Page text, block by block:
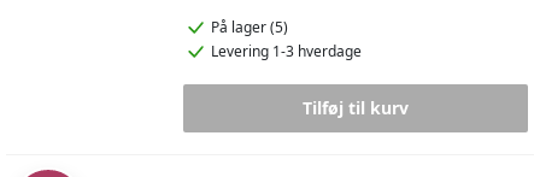
På lager (5)
Levering 1-3 hverdage
Tilføj til kurv